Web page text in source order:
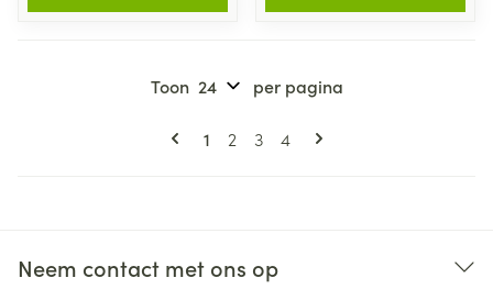
Pagina's
U lees momenteel pagina
1 Pagina
2 Pagina
3 Pagina
4
Toon per pagina
Neem contact met ons op